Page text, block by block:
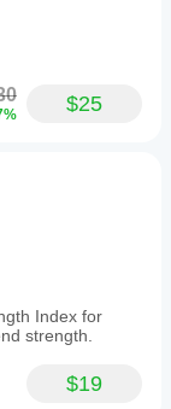
$25
Index for
strength.
$19